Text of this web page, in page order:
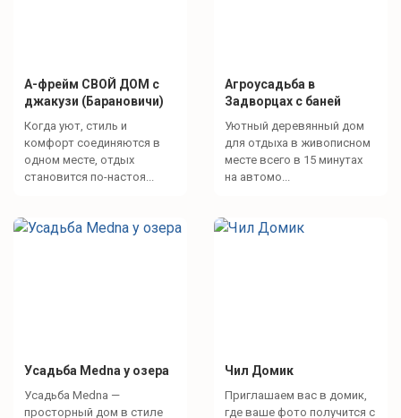
A-фрейм СВОЙ ДОМ с
джакузи (Барановичи)
Когда уют, стиль и
комфорт соединяются в
одном месте, отдых
становится по-настоя...
Агроусадьба в
Задворцах с баней
Уютный деревянный дом
для отдыха в живописном
месте всего в 15 минутах
на автомо...
Усадьба Medna у озера
Усадьба Medna —
просторный дом в стиле
Чил Домик
Приглашаем вас в домик,
где ваше фото получится с